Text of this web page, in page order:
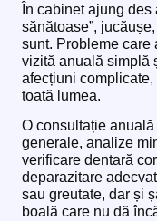
În cabinet ajung
sănătoase”,
sunt. Probleme care
vizită anuală simplă
afecțiuni
toată lumea.
O consultație
generale, analize
verificare dentară
deparazitare
sau greutate, dar și
boală care nu dă